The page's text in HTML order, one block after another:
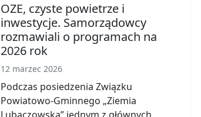
OZE, czyste powietrze i
inwestycje. Samorządowcy
rozmawiali o programach na
2026 rok
12 marzec 2026
Podczas posiedzenia Związku
Powiatowo-Gminnego „Ziemia